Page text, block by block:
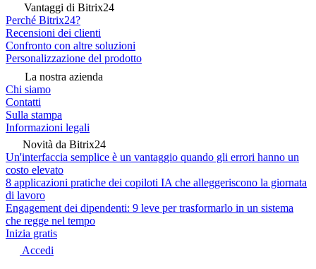
Vantaggi di Bitrix24
Perché Bitrix24?
Recensioni dei clienti
Confronto con altre soluzioni
Personalizzazione del prodotto
La nostra azienda
Chi siamo
Contatti
Sulla stampa
Informazioni legali
Novità da Bitrix24
Un'interfaccia semplice è un vantaggio quando gli errori hanno un
costo elevato
8 applicazioni pratiche dei copiloti IA che alleggeriscono la giornata
di lavoro
Engagement dei dipendenti: 9 leve per trasformarlo in un sistema
che regge nel tempo
Inizia gratis
Accedi